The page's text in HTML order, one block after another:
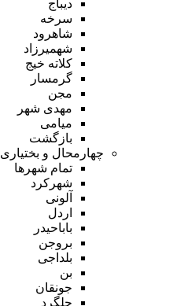
دیباج
سرخه
شاهرود
شهمیرزاد
کلاته خیج
گرمسار
مجن
مهدی شهر
میامی
بازگشت
چهارمحال و بختیاری
تمام شهر‌ها
شهرکرد
آلونی
اردل
باباحیدر
بروجن
بلداجی
بن
جونقان
چلگرد